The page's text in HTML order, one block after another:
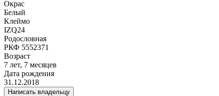
Окрас
Белый
Клеймо
IZQ24
Родословная
РКФ 5552371
Возраст
7 лет, 7 месяцев
Дата рождения
31.12.2018
Написать владельцу